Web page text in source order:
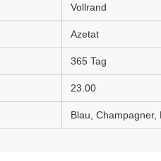
Vollrand
Azetat
365 Tag
23.00
Blau, Champagner,